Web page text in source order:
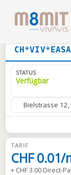
STATUS
Verfügbar
Bielstrasse
TARIF
CHF
+ CHF 3.00 Direct-